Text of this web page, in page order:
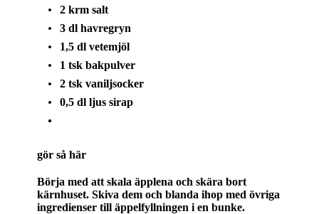
2 krm salt
3 dl havregryn
1,5 dl vetemjöl
1 tsk bakpulver
2 tsk vaniljsocker
0,5 dl ljus sirap
gör så här
Börja med att skala äpplena och skära bort
kärnhuset. Skiva dem och blanda ihop med övriga
ingredienser till äppelfyllningen i en bunke.